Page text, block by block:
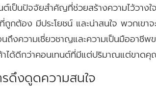
ป็นปัจจัยสำคัญที่ช่วยสร้างความไว้วาง
ถูกต้อง มีประโยชน์ และน่าสนใจ พวกเข
งความเชี่ยวชาญและความเป็นมืออาชีพ
าได้ดีกว่าคอนเทนต์ที่มีแต่ปริมาณแต่ขาด
ดึงดูดความสนใจ